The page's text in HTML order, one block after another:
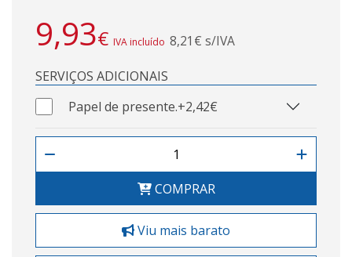
9,93€ IVA incluído 8,21€ s/IVA
SERVIÇOS ADICIONAIS
Papel de presente.+2,42€
COMPRAR
Viu mais barato